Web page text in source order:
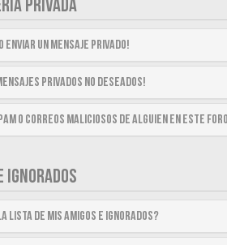
PRIVADA
enviar un mensaje privado!
privados no deseados!
o correos maliciosos de alguien en este
IGNORADOS
lista de Mis Amigos e Ignorados?